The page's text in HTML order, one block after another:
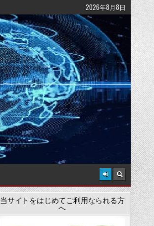
2026年8月8日
当サイトをはじめてご利用なられる方
へ